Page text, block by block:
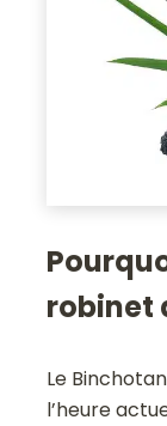
robinet
Le
l’heure